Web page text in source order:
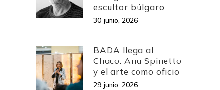
escultor búlgaro
30 junio, 2026
BADA llega al
Chaco: Ana Spinetto
y el arte como oficio
29 junio, 2026